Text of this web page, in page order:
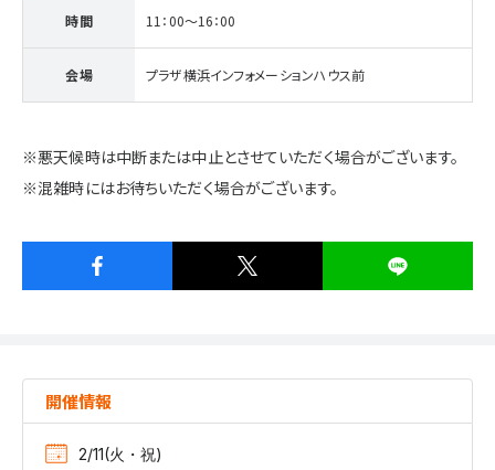
時間 11：00～16：00
会場 プラザ横浜インフォメーションハウス前
※悪天候時は中断または中止とさせていただく場合がございます。
※混雑時にはお待ちいただく場合がございます。
開催情報
2/11(火・祝)
住宅展示場出展に関するご案内
ハウスメーカーの登録数
31 55
モデルハウス一覧へ